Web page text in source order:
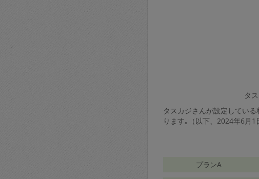
タ
タスカジさんが設定してい
ります｡（以下、2024年6月1
プランA